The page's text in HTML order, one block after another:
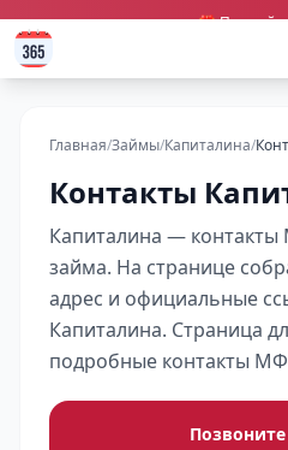
🎁 Первый
Главная/Займы/Капиталина/
Контакты
Капиталина —
займа. На странице
адрес и официальные
Капиталина. Страница
подробные контакты
Позвоните